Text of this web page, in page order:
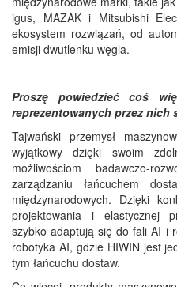
igus, MAZAK i Mitsubishi
ekosystem rozwiązań, od
emisji dwutlenku węgla.
Proszę powiedzieć coś
reprezentowanych przez nich
Tajwański przemysł
wyjątkowy dzięki swoim
możliwościom badawczo-
zarządzaniu łańcuchem
międzynarodowych. Dzięki
projektowania i elastycznej
szybko adaptują się do fali AI i
robotyka AI, gdzie HIWIN jest
tym łańcuchu dostaw.